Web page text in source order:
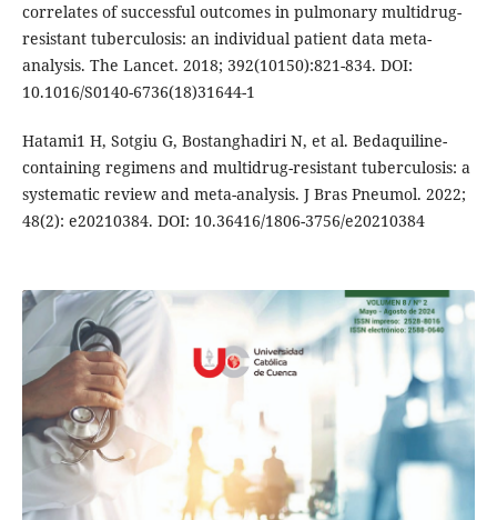
correlates of successful outcomes in pulmonary multidrug-
resistant tuberculosis: an individual patient data meta-
analysis. The Lancet. 2018; 392(10150):821-834. DOI:
10.1016/S0140-6736(18)31644-1
Hatami1 H, Sotgiu G, Bostanghadiri N, et al. Bedaquiline-
containing regimens and multidrug-resistant tuberculosis: a
systematic review and meta-analysis. J Bras Pneumol. 2022;
48(2): e20210384. DOI: 10.36416/1806-3756/e20210384